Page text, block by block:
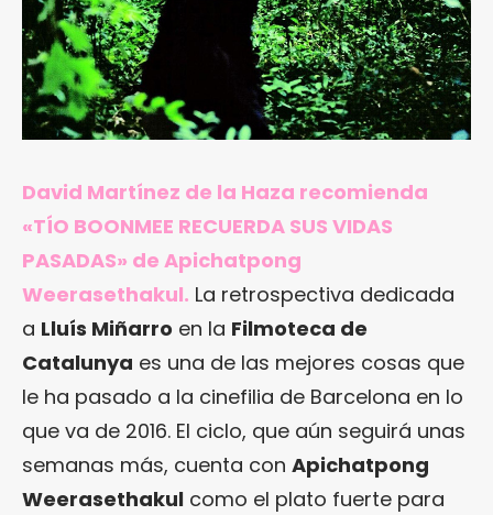
David Martínez de la Haza recomienda
«TÍO BOONMEE RECUERDA SUS VIDAS
PASADAS» de Apichatpong
Weerasethakul. La retrospectiva dedicada
a Lluís Miñarro en la Filmoteca de
Catalunya es una de las mejores cosas que
le ha pasado a la cinefilia de Barcelona en lo
que va de 2016. El ciclo, que aún seguirá unas
semanas más, cuenta con Apichatpong
Weerasethakul como el plato fuerte para